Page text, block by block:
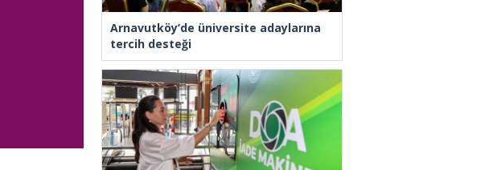
Arnavutköy’de üniversite adaylarına
tercih desteği